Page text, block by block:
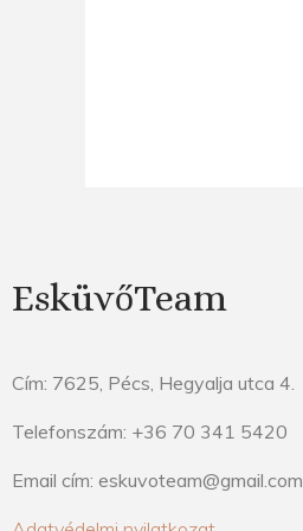
EsküvőTeam
Cím: 7625, Pécs, Hegyalja utca 4.
Telefonszám: +36 70 341 5420
Email cím: eskuvoteam@gmail.com